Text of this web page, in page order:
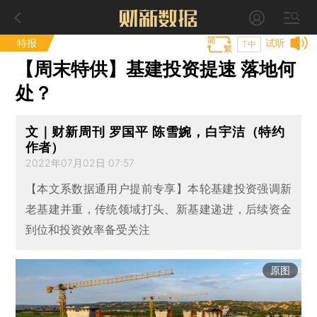
特报 试听
T中
【周末特供】基建投资提速 落地何
处？
文｜财新周刊 罗国平 陈雪婉，白宇洁（特约
作者）
2022年07月02日 07:57
【本文系数据通用户提前专享】本轮基建投资强调新
老基建并重，传统领域打头、新基建递进，后续资金
到位和投资效率备受关注
原图